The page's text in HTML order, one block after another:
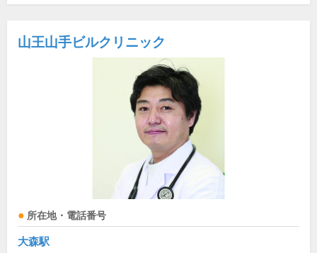
山王山手ビルクリニック
所在地・電話番号
大森駅